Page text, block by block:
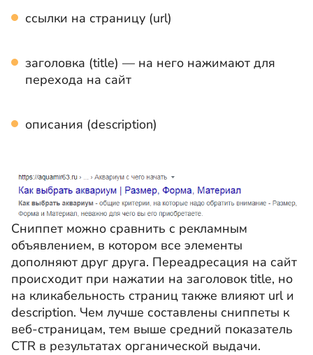
ссылки на страницу (url)
заголовка (title) — на него нажимают для
перехода на сайт
описания (description)
Сниппет можно сравнить с рекламным
объявлением, в котором все элементы
дополняют друг друга. Переадресация на сайт
происходит при нажатии на заголовок title, но
на кликабельность страниц также влияют url и
description. Чем лучше составлены сниппеты к
веб-страницам, тем выше средний показатель
CTR в результатах органической выдачи.